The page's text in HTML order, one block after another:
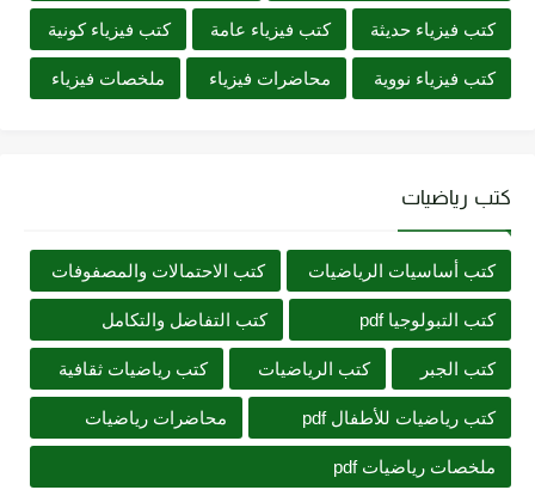
كتب فيزياء حديثة كتب فيزياء عامة كتب فيزياء كونية
كتب فيزياء نووية محاضرات فيزياء ملخصات فيزياء
كتب رياضيات
كتب أساسيات الرياضيات كتب الاحتمالات والمصفوفات
كتب التبولوجيا pdf كتب التفاضل والتكامل
كتب الجبر كتب الرياضيات كتب رياضيات ثقافية
كتب رياضيات للأطفال pdf محاضرات رياضيات
ملخصات رياضيات pdf